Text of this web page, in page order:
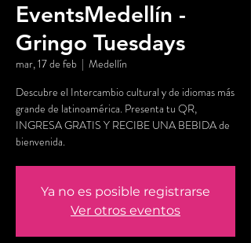
EventsMedellín -
Gringo Tuesdays
mar, 17 de feb
  |
Medellín
Descubre el Intercambio cultural y de idiomas más
grande de latinoamérica. Presenta tu QR,
INGRESA GRATIS Y RECIBE UNA BEBIDA de
bienvenida.
Ya no es posible registrarse
Ver otros eventos